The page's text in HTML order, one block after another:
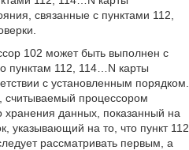
связанные с пунктами 112,
102 может быть выполнен с
пунктам 112, 114…N карты
с установленным порядком.
процессором
хранения данных, показанный на
указывающий на то, что пункт 112
рассматривать первым, а